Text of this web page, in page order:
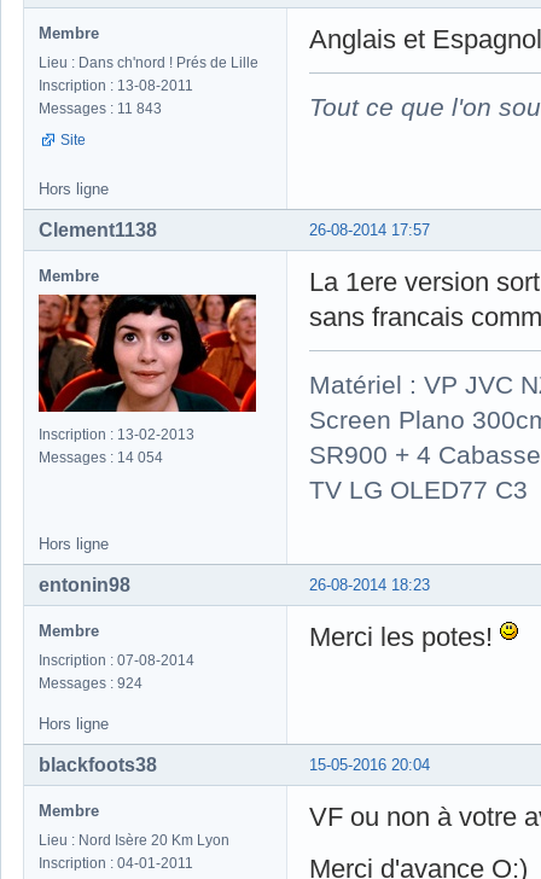
Membre
Lieu : Dans ch'nord ! Prés de Lille
Inscription : 13-08-2011
Messages : 11 843
Site
Anglais et
Tout ce que l'on
Hors ligne
26-08-2014 17:57
Clement1138
Membre
Inscription : 13-02-2013
Messages : 14 054
La 1ere version
sans francais
Matériel : VP JVC
Screen Plano
SR900 + 4
TV LG OLED77 C3
Hors ligne
26-08-2014 18:23
entonin98
Membre
Inscription : 07-08-2014
Messages : 924
Merci les potes!
Hors ligne
15-05-2016 20:04
blackfoots38
Membre
Lieu : Nord Isère 20 Km Lyon
Inscription : 04-01-2011
VF ou non à votre
Merci d'avance O:)